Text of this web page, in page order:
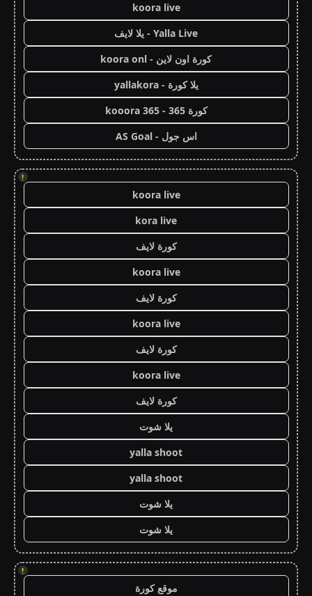
koora live
Yalla Live - يلا لايف
كورة اون لاين - koora onl
يلا كورة - yallakora
كورة 365 - kooora 365
اس جول - AS Goal
!
koora live
kora live
كورة لايف
koora live
كورة لايف
koora live
كورة لايف
koora live
كورة لايف
يلا شوت
yalla shoot
yalla shoot
يلا شوت
يلا شوت
!
موقع كورة